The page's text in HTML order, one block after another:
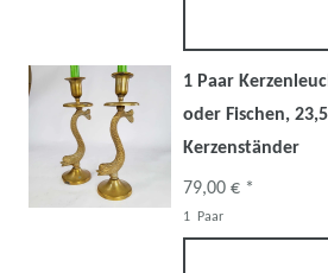
1 Paar
oder Fischen,
Kerzenständer
79,00 € *
1 Paar